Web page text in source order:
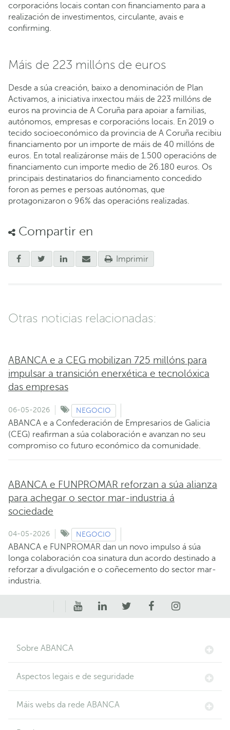
corporacións locais contan con financiamento para a
realización de investimentos, circulante, avais e
confirming.
Máis de 223 millóns de euros
Desde a súa creación, baixo a denominación de Plan
Activamos, a iniciativa inxectou máis de 223 millóns de
euros na provincia de A Coruña para apoiar a familias,
autónomos, empresas e corporacións locais. En 2019 o
tecido socioeconómico da provincia de A Coruña recibiu
financiamento por un importe de máis de 40 millóns de
euros. En total realizáronse máis de 1.500 operacións de
financiamento cun importe medio de 26.180 euros. Os
principais destinatarios do financiamento concedido
foron as pemes e persoas autónomas, que
protagonizaron o 96% das operacións realizadas.
Compartir en
Imprimir
Otras noticias relacionadas:
ABANCA e a CEG mobilizan 725 millóns para
impulsar a transición enerxética e tecnolóxica
das empresas
06-05-2026 NEGOCIO
ABANCA e a Confederación de Empresarios de Galicia
(CEG) reafirman a súa colaboración e avanzan no seu
compromiso co futuro económico da comunidade.
ABANCA e FUNPROMAR reforzan a súa alianza
para achegar o sector mar-industria á
sociedade
04-05-2026 NEGOCIO
ABANCA e FUNPROMAR dan un novo impulso á súa
longa colaboración coa sinatura dun acordo destinado a
reforzar a divulgación e o coñecemento do sector mar-
industria.
Sobre ABANCA
Aspectos legais e de seguridade
Máis webs da rede ABANCA